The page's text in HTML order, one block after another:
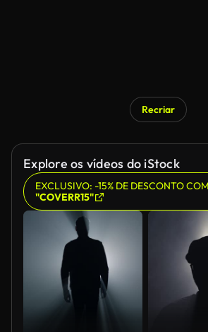
Recriar
Explore os vídeos do iStock
EXCLUSIVO: -15% DE DESCONTO
"COVERR15"